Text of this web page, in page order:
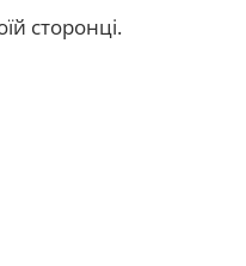
сторонці.